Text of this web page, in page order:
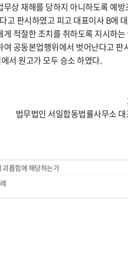
상 재해를 당하지 아니하도록 예
고 판시하였고 피고 대표이사 B에
적절한 조치를 취하도록 지시하는
공동본업행위에서 벗어난다고 판
서 원고가 모두 승소 하였다.
법무법인 서일합동법률사무소
괴롭힘에 해당하는가